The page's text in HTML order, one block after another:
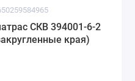
СКВ 394001-6-2
края)